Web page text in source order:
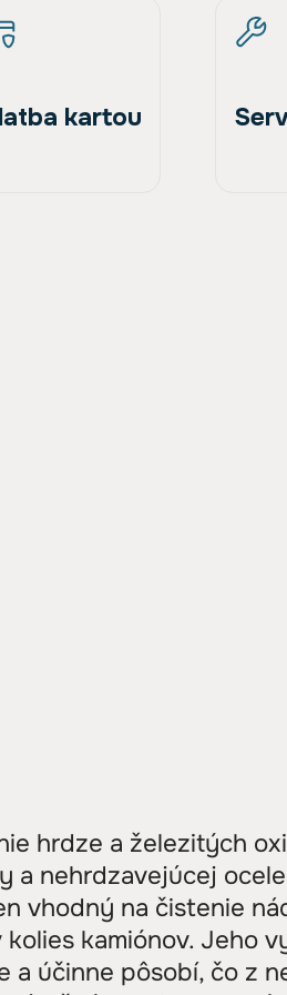
kartou
hrdze a železitých
a nehrdzavejúcej
vhodný na čistenie
kamiónov. Jeho
a účinne pôsobí, čo z